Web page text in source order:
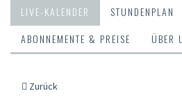
LIVE-KALENDER
STUNDENPLAN
ABONNEMENTE & PREISE
ÜBER
Zurück